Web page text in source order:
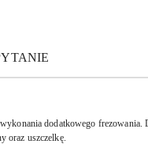
dodatkowego frezowania.
oraz uszczelkę.